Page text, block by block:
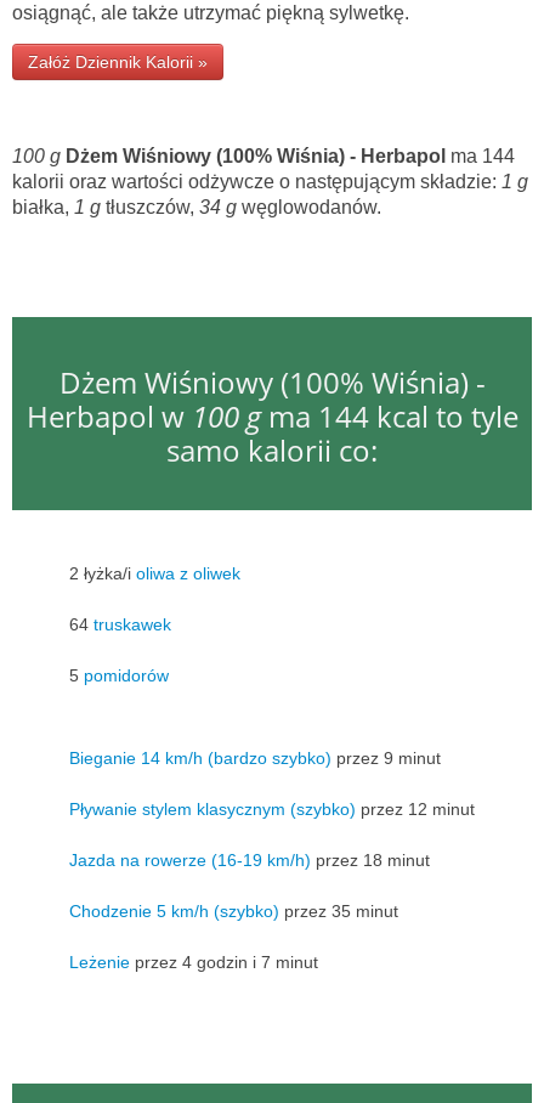
osiągnąć, ale także utrzymać piękną sylwetkę.
Załóż Dziennik Kalorii »
100 g Dżem Wiśniowy (100% Wiśnia) - Herbapol ma 144
kalorii oraz wartości odżywcze o następującym składzie: 1 g
białka, 1 g tłuszczów, 34 g węglowodanów.
Dżem Wiśniowy (100% Wiśnia) -
Herbapol w 100 gma 144 kcal to tyle
samo kalorii co:
2 łyżka/i oliwa z oliwek
64 truskawek
5 pomidorów
Bieganie 14 km/h (bardzo szybko) przez 9 minut
Pływanie stylem klasycznym (szybko) przez 12 minut
Jazda na rowerze (16-19 km/h) przez 18 minut
Chodzenie 5 km/h (szybko) przez 35 minut
Leżenie przez 4 godzin i 7 minut